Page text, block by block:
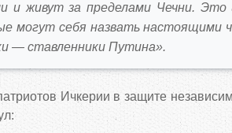
и живут за пределами Чечни. Это
могут себя назвать настоящими
— ставленники Путина».
Ичкерии в защите